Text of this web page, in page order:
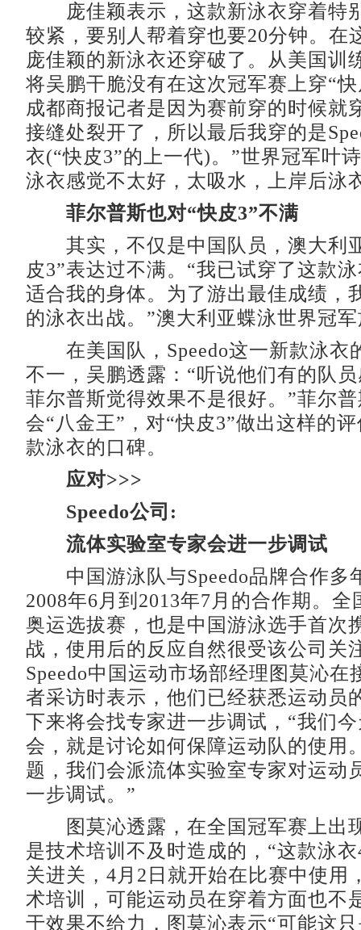
庞佳颖表示，这款新泳衣穿着特
较紧，要别人帮着穿也要20分钟。在
庞佳颖的新泳衣还穿破了。从美国训
将吴鹏干脆没有在这次冠军赛上穿“
成都商报记者是因为赛前穿的时候就
接缝处裂开了，所以最后我穿的是
衣(“快皮3”的上一代)。”世界冠军叶
泳衣感觉不太好，太吸水，上岸后泳
菲尔普斯也对“快皮3”不满
其实，不仅是中国队员，澳大利
皮3”表达过不满。“我已试穿了这款
适合我的身体。为了游出最佳成绩，
的泳衣出战。”澳大利亚蝶泳世界冠
在美国队，Speedo这一新款泳衣
不一，吴鹏透露：“听说他们有的队
菲尔普斯觉得效果不是很好。”菲尔
会“八金王”，对“快皮3”做出这样的
款泳衣的口碑。
应对>>>
Speedo公司:
流体实验室专家会进一步调试
中国游泳队与Speedo品牌合作多
2008年6月到2013年7月的合作期。
奥运选拔赛，也是中国游泳选手首次
战，使用后的反应自然很受该公司关
Speedo中国运动市场部经理图莫沁在
者采访时表示，他们已经获悉运动员
下来将会找专家进一步调试，“我们
会，就是讨论如何保障运动队的使用
题，我们会派流体实验室专家对运动
一步调试。”
图莫沁透露，在全国冠军赛上出
是技术培训不及时造成的，“这款泳
关进关，4月2日就开始在比赛中使用
术培训，可能运动员在穿着方面也不
于效果不给力，图莫沁表示“可能这